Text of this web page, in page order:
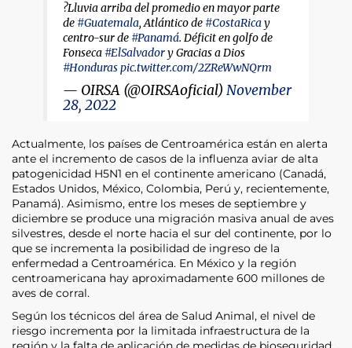
?Lluvia arriba del promedio en mayor parte
de#Guatemala, Atlántico de#CostaRicay
centro-sur de#Panamá. Déficit en golfo de
Fonseca#ElSalvadory Gracias a Dios
#Honduraspic.twitter.com/2ZReWwNQrm
— OIRSA (@OIRSAoficial) November
28, 2022
Actualmente, los países de Centroamérica están en alerta
ante el incremento de casos de la influenza aviar de alta
patogenicidad H5N1 en el continente americano (Canadá,
Estados Unidos, México, Colombia, Perú y, recientemente,
Panamá). Asimismo, entre los meses de septiembre y
diciembre se produce una migración masiva anual de aves
silvestres, desde el norte hacia el sur del continente, por lo
que se incrementa la posibilidad de ingreso de la
enfermedad a Centroamérica. En México y la región
centroamericana hay aproximadamente 600 millones de
aves de corral.
Según los técnicos del área de Salud Animal, el nivel de
riesgo incrementa por la limitada infraestructura de la